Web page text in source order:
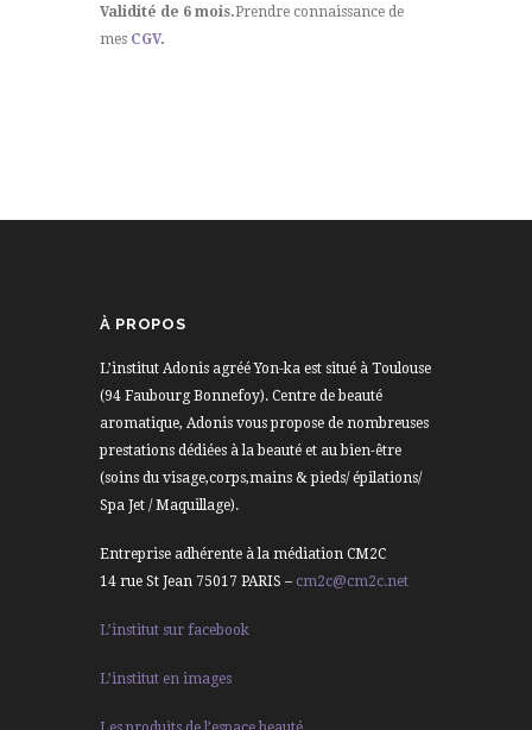
Validité de 6 mois.Prendre connaissance de
mes CGV.
À PROPOS
L’institut Adonis agréé Yon-ka est situé à Toulouse
(94 Faubourg Bonnefoy). Centre de beauté
aromatique, Adonis vous propose de nombreuses
prestations dédiées à la beauté et au bien-être
(soins du visage,corps,mains & pieds/ épilations/
Spa Jet / Maquillage).
Entreprise adhérente à la médiation CM2C
14 rue St Jean 75017 PARIS – cm2c@cm2c.net
L’institut sur facebook
L’institut en images